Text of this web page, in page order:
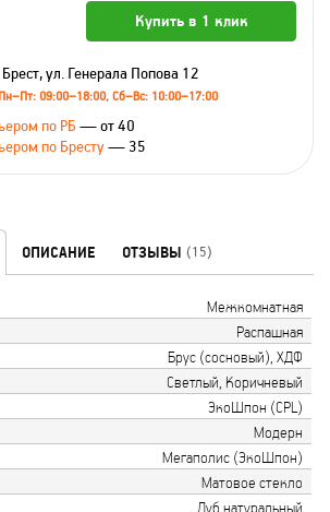
Купить в 1 клик
ул. Генерала Попова 12
09:00–18:00, Сб–Вс: 10:00–17:00
по РБ — от 40
по Бресту— 35
ОПИСАНИЕ ОТЗЫВЫ (15)
Межкомнатная
Распашная
Брус (сосновый), ХДФ
Светлый, Коричневый
ЭкоШпон (CPL)
Модерн
Мегаполис (ЭкоШпон)
Матовое стекло
Дуб натуральный